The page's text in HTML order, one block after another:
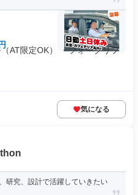
AT限定OK） ・フォークリフ
気になる
研究、設計で活躍していきたい